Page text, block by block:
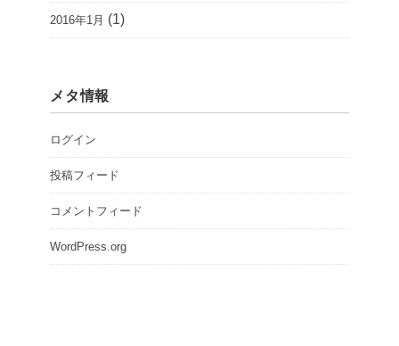
2016年1月 (1)
メタ情報
ログイン
投稿フィード
コメントフィード
WordPress.org